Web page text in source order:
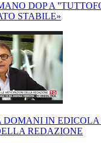
DOP A
STABILE»
DOMANI IN EDICOLA
REDAZIONE